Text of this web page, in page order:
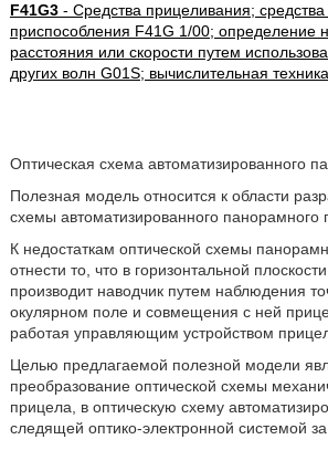
F41G3- Средства прицеливания;
приспособления F41G 1/00; определение
расстояния или скорости путем
других волн G01S; вычислительная
Оптическая схема автоматизированного
Полезная модель относится к области
схемы автоматизированного панорамного
К недостаткам оптической схемы
отнести то, что в горизонтальной
производит наводчик путем наблюдения
окулярном поле и совмещения с ней
работая управляющим устройством
Целью предлагаемой полезной модели
преобразование оптической схемы
прицела, в оптическую схему
следящей оптико-электронной системой за